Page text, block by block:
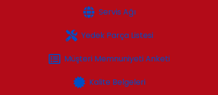
Servis Ağı
Yedek Parça Listesi
Müşteri Memnuniyeti Anketi
Kalite Belgeleri